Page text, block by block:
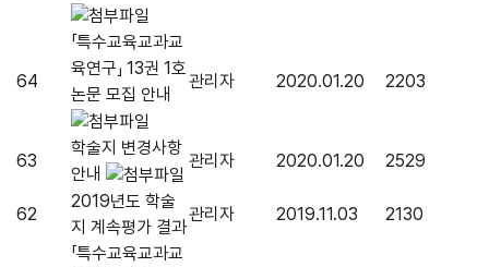
64
「특수교육교과교
육연구」 13권 1호
논문 모집 안내
관리자 2020.01.20 2203
63
학술지 변경사항
안내
관리자 2020.01.20 2529
62
2019년도 학술
지 계속평가 결과
관리자 2019.11.03 2130
「특수교육교과교